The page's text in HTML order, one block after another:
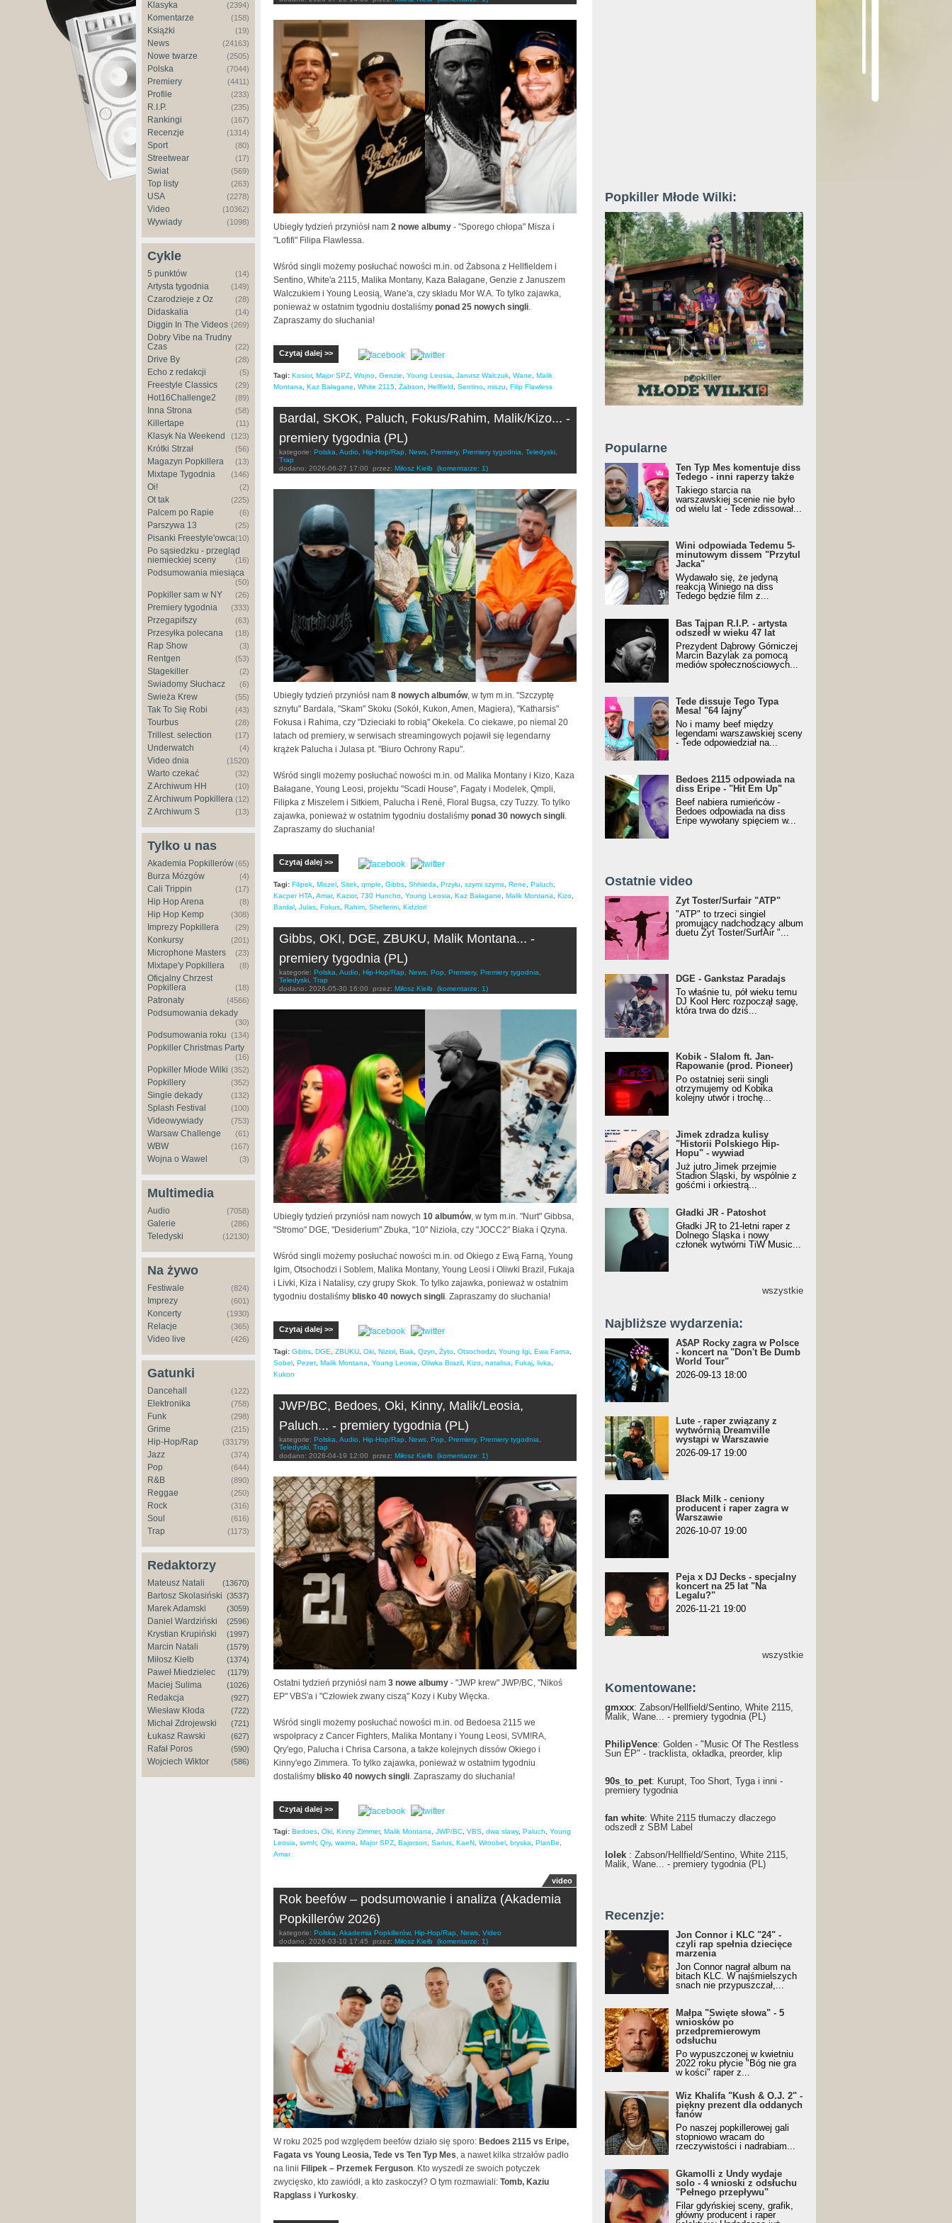
Klasyka (2394)
Komentarze (158)
Książki (19)
News (24163)
Nowe twarze (2505)
Polska (7044)
Premiery (4411)
Profile (233)
R.I.P. (235)
Rankingi (167)
Recenzje (1314)
Sport (80)
Streetwear (17)
Świat (569)
Top listy (263)
USA (2278)
Video (10362)
Wywiady (1098)
Cykle
5 punktów (14)
Artysta tygodnia (149)
Czarodzieje z Oz (28)
Didaskalia (14)
Diggin In The Videos (269)
Dobry Vibe na Trudny
Czas
(22)
Drive By (28)
Echo z redakcji (5)
Freestyle Classics (29)
Hot16Challenge2 (89)
Inna Strona (58)
Killertape (11)
Klasyk Na Weekend (123)
Krótki Strzał (56)
Magazyn Popkillera (13)
Mixtape Tygodnia (146)
Oi! (2)
Ot tak (225)
Palcem po Rapie (6)
Parszywa 13 (25)
Pisanki Freestyle'owca(10)
Po sąsiedzku - przegląd
niemieckiej sceny
(16)
Podsumowania miesiąca
(50)
Popkiller sam w NY (26)
Premiery tygodnia (333)
Przegapifszy (63)
Przesyłka polecana (18)
Rap Show (3)
Rentgen (53)
Stagekiller (2)
Świadomy Słuchacz (6)
Świeża Krew (55)
Tak To Się Robi (43)
Tourbus (28)
Trillest. selection (17)
Underwatch (4)
Video dnia (1520)
Warto czekać (32)
Z Archiwum HH (10)
Z Archiwum Popkillera (12)
Z Archiwum S (13)
Tylko u nas
Akademia Popkillerów(65)
Burza Mózgów (4)
Cali Trippin (17)
Hip Hop Arena (8)
Hip Hop Kemp (308)
Imprezy Popkillera (29)
Konkursy (201)
Microphone Masters (23)
Mixtape'y Popkillera (8)
Oficjalny Chrzest
Popkillera
(18)
Patronaty (4566)
Podsumowania dekady
(30)
Podsumowania roku (134)
Popkiller Christmas Party
(16)
Popkiller Młode Wilki (352)
Popkillery (352)
Single dekady (132)
Splash Festival (100)
Videowywiady (753)
Warsaw Challenge (61)
WBW (167)
Wojna o Wawel (3)
Multimedia
Audio (7058)
Galerie (286)
Teledyski (12130)
Na żywo
Festiwale (824)
Imprezy (601)
Koncerty (1930)
Relacje (365)
Video live (426)
Gatunki
Dancehall (122)
Elektronika (758)
Funk (298)
Grime (215)
Hip-Hop/Rap (33179)
Jazz (374)
Pop (644)
R&B (890)
Reggae (250)
Rock (316)
Soul (616)
Trap (1173)
Redaktorzy
Mateusz Natali (13670)
Bartosz Skolasiński (3537)
Marek Adamski (3059)
Daniel Wardziński (2596)
Krystian Krupiński (1997)
Marcin Natali (1579)
Miłosz Kiełb (1374)
Paweł Miedzielec (1179)
Maciej Sulima (1026)
Redakcja (927)
Wiesław Kłoda (722)
Michał Zdrojewski (721)
Łukasz Rawski (627)
Rafał Poros (590)
Wojciech Wiktor (586)
Ubiegły tydzień przyniósł nam 2 nowe albumy - "Sporego chłopa" Misza i
"Lofifi" Filipa Flawlessa.
Wśród singli możemy posłuchać nowości m.in. od Żabsona z Hellfieldem i
Sentino, White'a 2115, Malika Montany, Kaza Bałagane, Genzie z Januszem
Walczukiem i Young Leosią, Wane'a, czy składu Mor W.A. To tylko zajawka,
ponieważ w ostatnim tygodniu dostaliśmy ponad 25 nowych singli
Zapraszamy do słuchania!
Czytaj dalej >>
Tagi: Kosior, Major SPZ Wojno Genzie Young Leosia Janusz Walczuk Wane
Malik
Montana
Kaz Bałagane White 2115 Żabson Hellfield Sentino miszu Filip Flawless
Bardal, SKOK, Paluch, Fokus/Rahim, Malik/Kizo... -
premiery tygodnia (PL)
kategorie: Polska Audio Hip-Hop/Rap News Premiery, Premiery tygodnia Teledyski
Trap
dodano: 2026-06-27 17:00 przez: Miłosz Kiełb (komentarze: 1)
Ubiegły tydzień przyniósł nam 8 nowych albumów, w tym m.in. "Szczyptę
sznytu" Bardala, "Skam" Skoku (Sokół, Kukon, Amen, Magiera), "Katharsis"
Fokusa i Rahima, czy "Dzieciaki to robią" Okekela. Co ciekawe, po niemal 20
latach od premiery, w serwisach streamingowych pojawił się legendarny
krążek Palucha i Julasa pt. "Biuro Ochrony Rapu".
Wśród singli możemy posłuchać nowości m.in. od Malika Montany i Kizo, Kaza
Bałagane, Young Leosi, projektu "Scadi House", Fagaty i Modelek, Qmpli,
Filipka z Miszelem i Sitkiem, Palucha i René, Floral Bugsa, czy Tuzzy. To tylko
zajawka, ponieważ w ostatnim tygodniu dostaliśmy ponad 30 nowych singli.
Zapraszamy do słuchania!
Czytaj dalej >>
Tagi: Filipek Miszel Sitek qmple Gibbs Shhieda Przyłu szymi szyms Rene Paluch
Kacper HTA Amar, Kazior, 730 Huncho Young Leosia Kaz Bałagane Malik Montana Kizo
Bardal Julas Fokus Rahim Shellerini Kidzlori
Gibbs, OKI, DGE, ZBUKU, Malik Montana... -
premiery tygodnia (PL)
kategorie: Polska Audio Hip-Hop/Rap News Pop Premiery, Premiery tygodnia
Teledyski Trap
dodano: 2026-05-30 16:00 przez: Miłosz Kiełb (komentarze: 1)
Ubiegły tydzień przyniósł nam nowych 10 albumów, w tym m.in. "Nurt" Gibbsa,
"Stromo" DGE, "Desiderium" Zbuka, "10" Nizioła, czy "JOCC2" Biaka i Qzyna.
Wśród singli możemy posłuchać nowości m.in. od Okiego z Ewą Farną, Young
Igim, Otsochodzi i Soblem, Malika Montany, Young Leosi i Oliwki Brazil, Fukaja
i Livki, Kiza i Natalisy, czy grupy Skok. To tylko zajawka, ponieważ w ostatnim
tygodniu dostaliśmy blisko 40 nowych singli . Zapraszamy do słuchania!
Czytaj dalej >>
Tagi: Gibbs DGE ZBUKU Oki Nizioł, Biak Qzyn Żyto Otsochodzi Young Igi Ewa Farna
Sobel Pezet Malik Montana Young Leosia Oliwka Brazil Kizo natalisa Fukaj livka
Kukon
JWP/BC, Bedoes, Oki, Kinny, Malik/Leosia,
Paluch... - premiery tygodnia (PL)
kategorie: Polska Audio Hip-Hop/Rap News Pop Premiery, Premiery tygodnia
Teledyski Trap
dodano: 2026-04-19 12:00 przez: Miłosz Kiełb (komentarze: 1)
Ostatni tydzień przyniósł nam 3 nowe albumy - "JWP krew" JWP/BC, "Nikoś
EP" VBS'a i "Człowiek zwany ciszą" Kozy i Kuby Więcka.
Wśród singli możemy posłuchać nowości m.in. od Bedoesa 2115 we
wspołpracy z Cancer Fighters, Malika Montany i Young Leosi, SVM!RA,
Qry'ego, Palucha i Chrisa Carsona, a także kolejnych dissów Okiego i
Kinny'ego Zimmera. To tylko zajawka, ponieważ w ostatnim tygodniu
dostaliśmy blisko 40 nowych singli. Zapraszamy do słuchania!
Czytaj dalej >>
Tagi: Bedoes Oki Kinny Zimmer, Malik Montana JWP/BC VBS dwa slawy, Paluch
Young
Leosia
svm!r, Qry, waima Major SPZ Bajorson Sarius KaeN Wroobel bryska PlanBe
Amar
video
Rok beefów – podsumowanie i analiza (Akademia
Popkillerów 2026)
kategorie: Polska Akademia Popkillerów, Hip-Hop/Rap News Video
dodano: 2026-03-10 17:45 przez: Miłosz Kiełb (komentarze: 1)
W roku 2025 pod względem beefów działo się sporo: Bedoes 2115 vs Eripe,
Fagata vs Young Leosia, Tede vs Ten Typ Mes , a nawet kilka strzałów padło
na linii Filipek – Przemek Ferguson . Kto wyszedł ze swoich potyczek
zwycięsko, kto zawiódł, a kto zaskoczył? O tym rozmawiali: Tomb, Kaziu
Rapglass i Yurkosky
Popkiller Młode Wilki:
Popularne
Ten Typ Mes komentuje diss
Tedego - inni raperzy także
Takiego starcia na
warszawskiej scenie nie było
od wielu lat - Tede zdissował...
Wini odpowiada Tedemu 5-
minutowym dissem "Przytul
Jacka"
Wydawało się, że jedyną
reakcją Winiego na diss
Tedego będzie film z...
Bas Tajpan R.I.P. - artysta
odszedł w wieku 47 lat
Prezydent Dąbrowy Górniczej
Marcin Bazylak za pomocą
mediów społecznościowych...
Tede dissuje Tego Typa
Mesa! "64 lajny"
No i mamy beef między
legendami warszawskiej sceny
- Tede odpowiedział na...
Bedoes 2115 odpowiada na
diss Eripe - "Hit Em Up"
Beef nabiera rumieńców -
Bedoes odpowiada na diss
Eripe wywołany spięciem w...
Ostatnie video
Żyt Toster/SurfAir - ATP VIDEO
Żyt Toster/Surfair "ATP"
"ATP" to trzeci singiel
promujący nadchodzący album
duetu Żyt Toster/SurfAir "...
donGURALesko z nagrodą za
Klasyczny/Trueschoolowy
Album Roku (Popkillery 2023)
DGE - Gankstaz Paradajs
To właśnie tu, pół wieku temu
DJ Kool Herc rozpoczął sagę,
która trwa do dziś...
Kobik - Slalom ft. Jan-
Rapowanie (prod. Pioneer)
[Official Music Visualiser]
Kobik - Slalom ft. Jan-
Rapowanie (prod. Pioneer)
Po ostatniej serii singli
otrzymujemy od Kobika
kolejny utwór i trochę...
Jimek zdradza kulisy "Historii
Polskiego Hip-Hopu" - wywiad
Jimek zdradza kulisy
"Historii Polskiego Hip-
Hopu" - wywiad
Już jutro Jimek przejmie
Stadion Śląski, by wspólnie z
gośćmi i orkiestrą...
Gładki JR - Patoshot
Gładki JR - Patoshot
Gładki JR to 21-letni raper z
Dolnego Śląska i nowy
członek wytwórni TiW Music...
wszystkie
Najbliższe wydarzenia:
A$AP Rocky zagra w Polsce
- koncert na "Don't Be Dumb
World Tour"
2026-09-13 18:00
Lute - raper związany z
wytwórnią Dreamville
wystąpi w Warszawie
2026-09-17 19:00
Black Milk - ceniony
producent i raper zagra w
Warszawie
2026-10-07 19:00
Peja x DJ Decks - specjalny
koncert na 25 lat "Na
Legalu?"
2026-11-21 19:00
wszystkie
Komentowane:
gmxxx: Żabson/Hellfield/Sentino, White 2115,
Malik, Wane... - premiery tygodnia (PL)
PhilipVence: Golden - "Music Of The Restless
Sun EP" - tracklista, okładka, preorder, klip
90s_to_pet: Kurupt, Too Short, Tyga i inni -
premiery tygodnia
fan white: White 2115 tłumaczy dlaczego
odszedł z SBM Label
lolek : Żabson/Hellfield/Sentino, White 2115,
Malik, Wane... - premiery tygodnia (PL)
Recenzje:
Jon Connor i KLC "24" -
czyli rap spełnia dziecięce
marzenia
Jon Connor nagrał album na
bitach KLC. W najśmielszych
snach nie przypuszczał,...
Małpa "Święte słowa" - 5
wniosków po
przedpremierowym
odsłuchu
Po wypuszczonej w kwietniu
2022 roku płycie "Bóg nie gra
w kości" raper z...
Wiz Khalifa "Kush & O.J. 2" -
piękny prezent dla oddanych
fanów
Po naszej popkillerowej gali
stopniowo wracam do
rzeczywistości i nadrabiam...
Gkamolli z Undy wydaje
solo - 4 wnioski z odsłuchu
"Pełnego przepływu"
Filar gdyńskiej sceny, grafik,
główny producent i raper